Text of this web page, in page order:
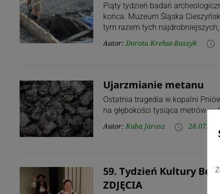
Piąty tydzień badań
końca. Muzeum Śląska
tym razem tych najdrobniejszych,…
Autor: Dorota Krehut-Raszyk access_time
Ujarzmianie metanu
Ostatnia tragedia w kopalni
na głębokości tysiąca metrów
Autor: Kuba Jarosz access_time
59. Tydzień Kultury
ZDJĘCIA